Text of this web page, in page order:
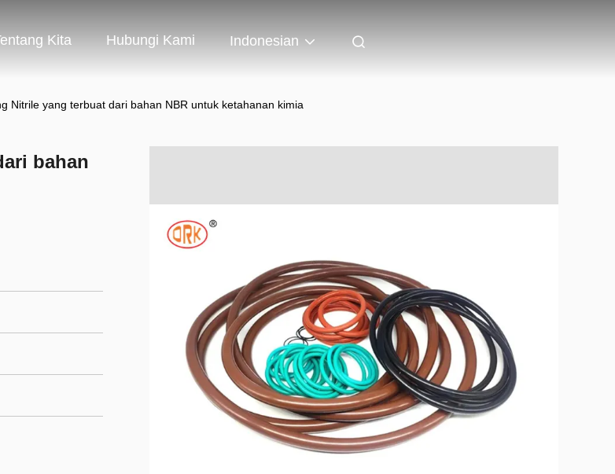
Kita Hubungi Kami Indonesian
Nitrile yang terbuat dari bahan NBR untuk ketahanan kimia
bahan